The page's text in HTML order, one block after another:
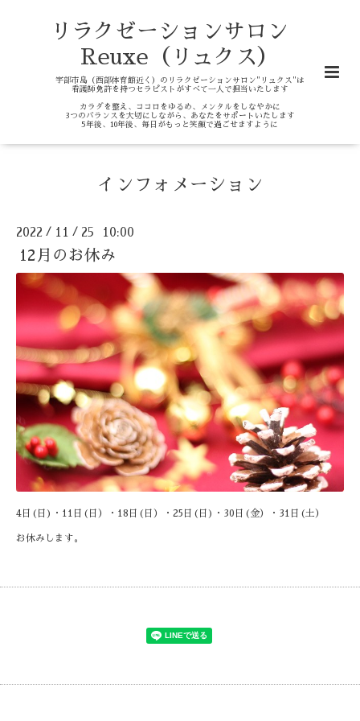
リラクゼーションサロン
Reuxe（リュクス）
宇部市島（西部体育館近く）のリラクゼーションサロン"リュクス"は
看護師免許を持つセラピストがすべて一人で担当いたします
カラダを整え、ココロをゆるめ、メンタルをしなやかに
3つのバランスを大切にしながら、あなたをサポートいたします
5年後、10年後、毎日がもっと笑顔で過ごせますように
インフォメーション
2022 / 11 / 25 10:00
12月のお休み
4日(日)・11日(日）・18日(日）・25日(日)・30日(金）・31日(土）
お休みします。